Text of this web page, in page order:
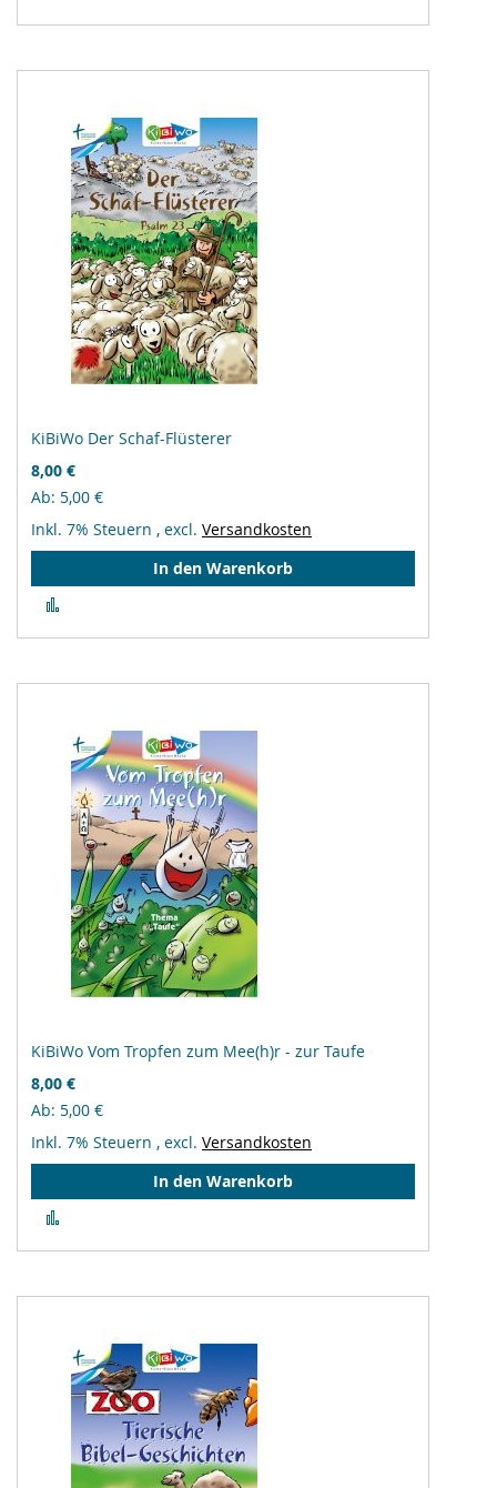
hinzufügen
KiBiWo Der Schaf-Flüsterer
8,00 €
Ab 5,00 €
Inkl. 7% Steuern , excl. Versandkosten
In den Warenkorb
hinzufügen
KiBiWo Vom Tropfen zum Mee(h)r - zur Taufe
8,00 €
Ab 5,00 €
Inkl. 7% Steuern , excl. Versandkosten
In den Warenkorb
hinzufügen